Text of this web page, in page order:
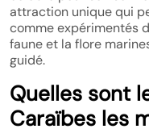
attraction unique qui
comme expérimentés
faune et la flore
guidé.
Quelles sont
Caraïbes les